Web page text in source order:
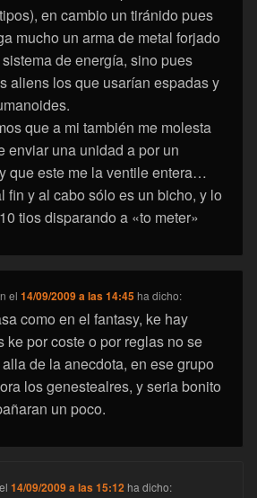
en cambio un tiránido pues
mucho un arma de metal forjado
de energía, sino pues
aliens los que usarían espadas y
que a mi también me molesta
enviar una unidad a por un
que este me la ventile entera…
fin y al cabo sólo es un bicho, y lo
tios disparando a «to meter»
el14/09/2009 a las 14:45 ha dicho:
como en el fantasy, ke hay
ke por coste o por reglas no se
de la anecdota, en ese grupo
los genestealres, y seria bonito
un poco.
el14/09/2009 a las 15:12 ha dicho: